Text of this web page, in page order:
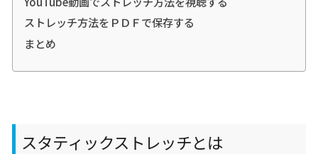
ストレッチ方法をＰＤＦで保存する
まとめ
スタティックストレッチとは